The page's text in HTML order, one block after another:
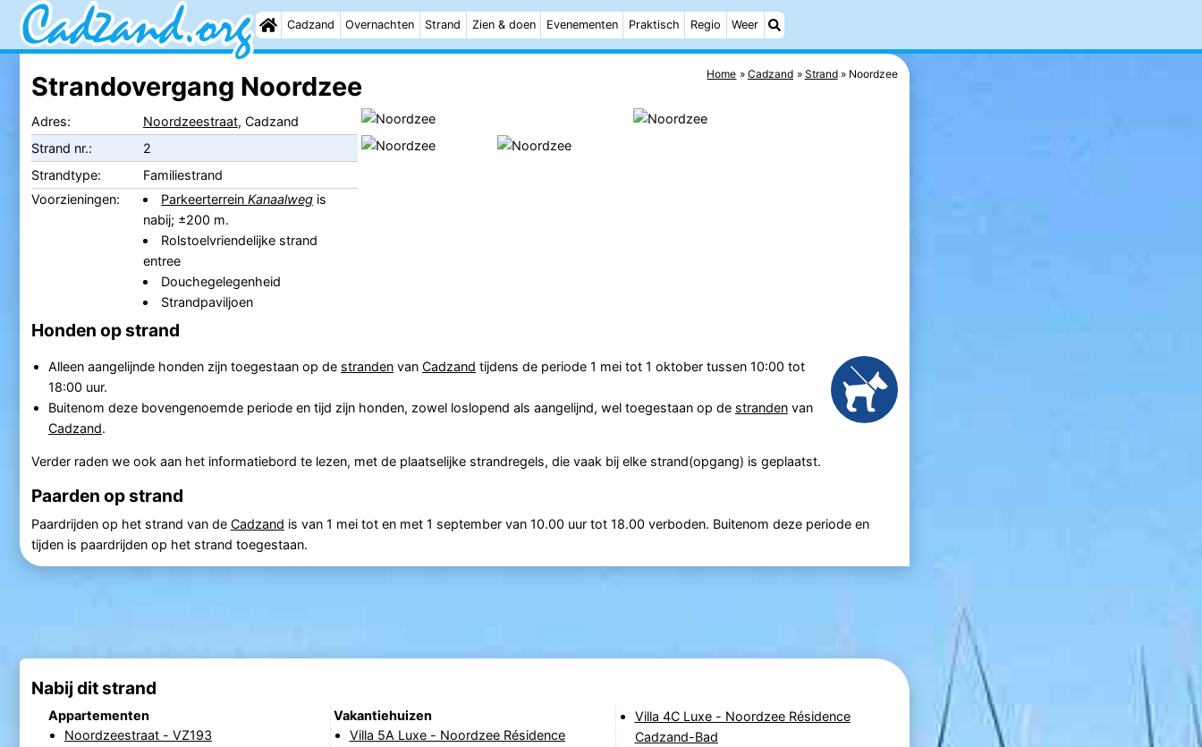
Cadzand Overnachten Strand Zien & doen Evenementen Praktisch Regio Weer
Home Cadzand Strand Noordzee
Strandovergang Noordzee
Adres: Noordzeestraat, Cadzand
Strand nr.:
2
Strandtype:
Familiestrand
Voorzieningen:
ParkeerterreinKanaalweg is
nabij; ±200 m.
Rolstoelvriendelijke strand
entree
Douchegelegenheid
Strandpaviljoen
Honden op strand
Alleen aangelijnde honden zijn toegestaan op de strandenvan Cadzand tijdens de periode 1 mei tot 1 oktober tussen 10:00 tot
18:00 uur.
Buitenom deze bovengenoemde periode en tijd zijn honden, zowel loslopend als aangelijnd, wel toegestaan op de strandenvan
Cadzand.
Verder raden we ook aan het informatiebord te lezen, met de plaatselijke strandregels, die vaak bij elke strand(opgang) is geplaatst.
Paarden op strand
Paardrijden op het strand van de Cadzand is van 1 mei tot en met 1 september van 10.00 uur tot 18.00 verboden. Buitenom deze periode en
tijden is paardrijden op het strand toegestaan.
Nabij dit strand
Appartementen
Noordzeestraat - VZ193
Vakantiehuizen
Villa 5A Luxe - Noordzee Résidence
Villa 4C Luxe - Noordzee Résidence
Cadzand-Bad